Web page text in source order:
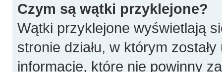
Czym są wątki przyklejone?
Wątki przyklejone wyświetlają
stronie działu, w którym
informacje, które nie powinny